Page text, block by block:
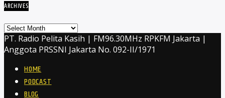
ARCHIVES
Archives
PT. Radio Pelita Kasih | FM96.30MHz RPKFM Jakarta |
Anggota PRSSNI Jakarta No. 092-II/1971
HOME
PODCAST
BLOG